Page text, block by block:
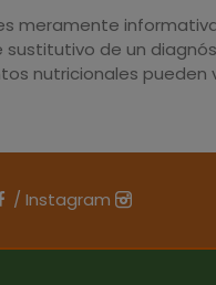
meramente
de un
nutricionales
/ Instagram